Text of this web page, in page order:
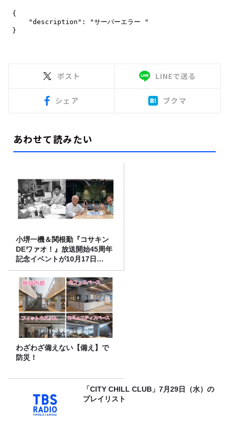
ポスト LINEで送る
シェア ブクマ
あわせて読みたい
小堺一機＆関根勤『コサキン
DEワァオ！』放送開始45周年
記念イベントが10月17日
（土）に開催決定！本日より
FC先行受付スタート！
わざわざ備えない【備え】で
防災！
「CITY CHILL CLUB」7月29日（水）の
プレイリスト